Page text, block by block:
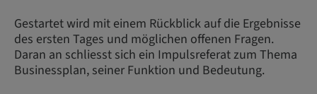
Gestartet wird mit einem Rückblick auf die Ergebnisse
des ersten Tages und möglichen offenen Fragen.
Daran an schliesst sich ein Impulsreferat zum Thema
Businessplan, seiner Funktion und Bedeutung.